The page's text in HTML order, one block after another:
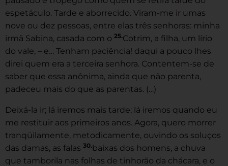
espetáculo. Tarde e aborrecido. Viram-me ir umas
nove ou dez pessoas, entre elas três senhoras: minha
irmã Sabina, casada com o 25.Cotrim, a filha, um lírio
do vale, – e… Tenham paciência! daqui a pouco lhes
direi quem era a terceira senhora. Contentem-se de
saber que essa anônima, ainda que não parenta,
padeceu mais do que as parentas. (…)
Deixá-la ir; lá iremos mais tarde; lá iremos quando eu
me restituir aos primeiros anos. Agora, quero morrer
tranqüilamente, metodicamente, ouvindo os soluços
das damas, as falas 30.baixas dos homens, a chuva
que tamborila nas folhas de tinhorão da chácara, e o